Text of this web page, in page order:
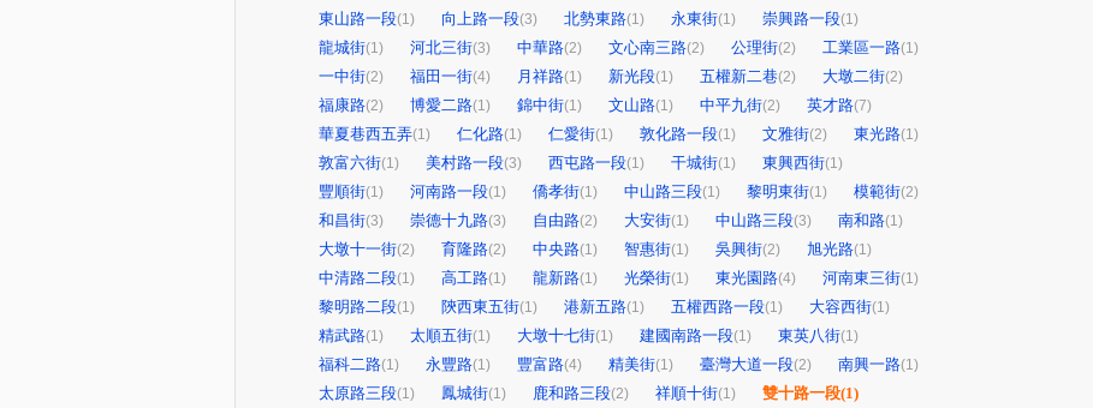
東山路一段(1) 向上路一段(3) 北勢東路(1) 永東街(1) 崇興路一段(1)
龍城街(1) 河北三街(3) 中華路(2) 文心南三路(2) 公理街(2) 工業區一路(1)
一中街(2) 福田一街(4) 月祥路(1) 新光段(1) 五權新二巷(2) 大墩二街(2)
福康路(2) 博愛二路(1) 錦中街(1) 文山路(1) 中平九街(2) 英才路(7)
華夏巷西五弄(1) 仁化路(1) 仁愛街(1) 敦化路一段(1) 文雅街(2) 東光路(1)
敦富六街(1) 美村路一段(3) 西屯路一段(1) 干城街(1) 東興西街(1)
豐順街(1) 河南路一段(1) 僑孝街(1) 中山路三段(1) 黎明東街(1) 模範街(2)
和昌街(3) 崇德十九路(3) 自由路(2) 大安街(1) 中山路三段(3) 南和路(1)
大墩十一街(2) 育隆路(2) 中央路(1) 智惠街(1) 吳興街(2) 旭光路(1)
中清路二段(1) 高工路(1) 龍新路(1) 光榮街(1) 東光園路(4) 河南東三街(1)
黎明路二段(1) 陝西東五街(1) 港新五路(1) 五權西路一段(1) 大容西街(1)
精武路(1) 太順五街(1) 大墩十七街(1) 建國南路一段(1) 東英八街(1)
福科二路(1) 永豐路(1) 豐富路(4) 精美街(1) 臺灣大道一段(2) 南興一路(1)
太原路三段(1) 鳳城街(1) 鹿和路三段(2) 祥順十街(1) 雙十路一段(1)